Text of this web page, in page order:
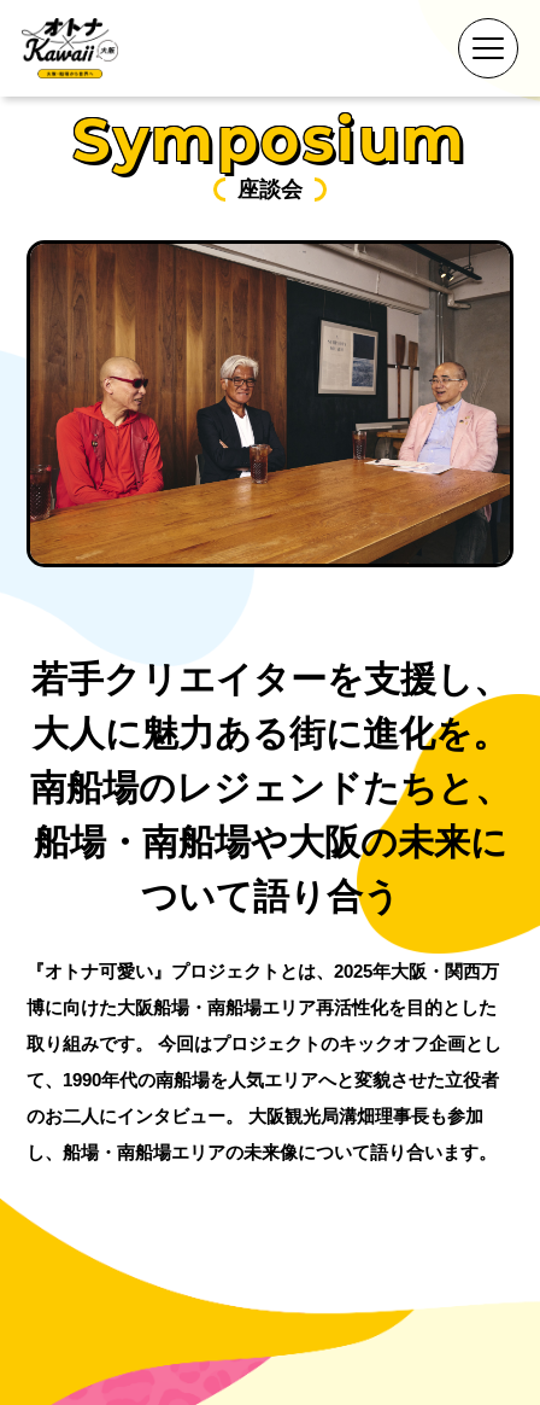
Symposium
座談会
若手クリエイターを支援し、
大人に魅力ある街に進化を。
南船場のレジェンドたちと、
船場・南船場や大阪の未来に
ついて語り合う
『オトナ可愛い』プロジェクトとは、2025年大阪・関西万
博に向けた大阪船場・南船場エリア再活性化を目的とした
取り組みです。
今回はプロジェクトのキックオフ企画とし
て、1990年代の南船場を人気エリアへと変貌させた立役者
のお二人にインタビュー。
大阪観光局溝畑理事長も参加
し、船場・南船場エリアの未来像について語り合います。